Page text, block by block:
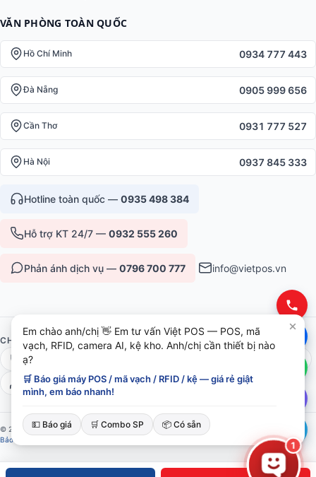
VĂN PHÒNG TOÀN QUỐC
Hồ Chí Minh 0934 777 443
Đà Nẵng 0905 999 656
Cần Thơ 0931 777 527
Hà Nội 0937 845 333
Hotline toàn quốc — 0935 498 384
Hỗ trợ KT 24/7 — 0932 555 260
Phản ánh dịch vụ — 0796 700 777 info@vietpos.vn
CHỨNG NHẬN & UY TÍN
ISO 9001:2015
6+ năm phục vụ B2B
© 2026 Việt POS — Việt Đức Trí Group. Mọi quyền được bảo lưu.
Bảo mật
1
Em chào anh/chị 👋 Em tư vấn Việt POS — POS, mã
vạch, RFID, camera AI, kệ kho. Anh/chị cần thiết bị nào
ạ?
🛒 Báo giá máy POS / mã vạch / RFID / kệ — giá rẻ giật
mình, em báo nhanh!
💵 Báo giá 🛒 Combo SP 📦 Có sẵn